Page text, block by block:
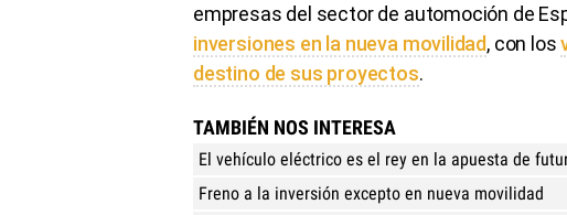
empresas del sector de automoción de
inversiones en la nueva movilidad, con los
destino de sus proyectos.
TAMBIÉN NOS INTERESA
El vehículo eléctrico es el rey en la apuesta de
Freno a la inversión excepto en nueva movilidad